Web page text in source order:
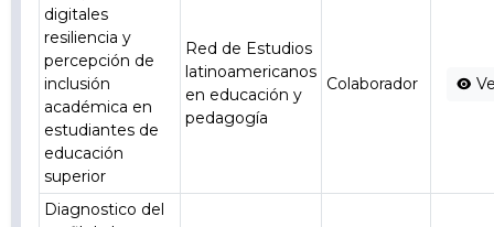
digitales
resiliencia y
percepción de
inclusión
académica en
estudiantes de
educación
superior
Red de Estudios
latinoamericanos
en educación y
pedagogía
Colaborador
Diagnostico del